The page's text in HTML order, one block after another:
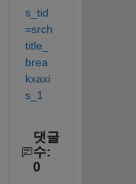
s_tid
=srch
title_
brea
kxaxi
s_1
댓글
수:
0